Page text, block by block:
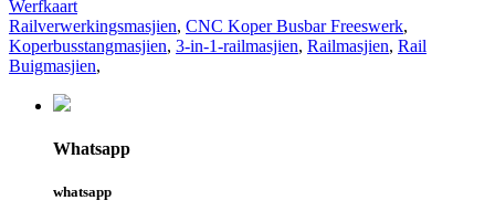
Werfkaart
Railverwerkingsmasjien, CNC Koper Busbar Freeswerk,
Koperbusstangmasjien, 3-in-1-railmasjien, Railmasjien, Rail
Buigmasjien,
Whatsapp
whatsapp